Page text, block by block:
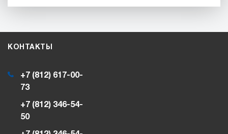
КОНТАКТЫ
+7 (812) 617-00-
73
+7 (812) 346-54-
50